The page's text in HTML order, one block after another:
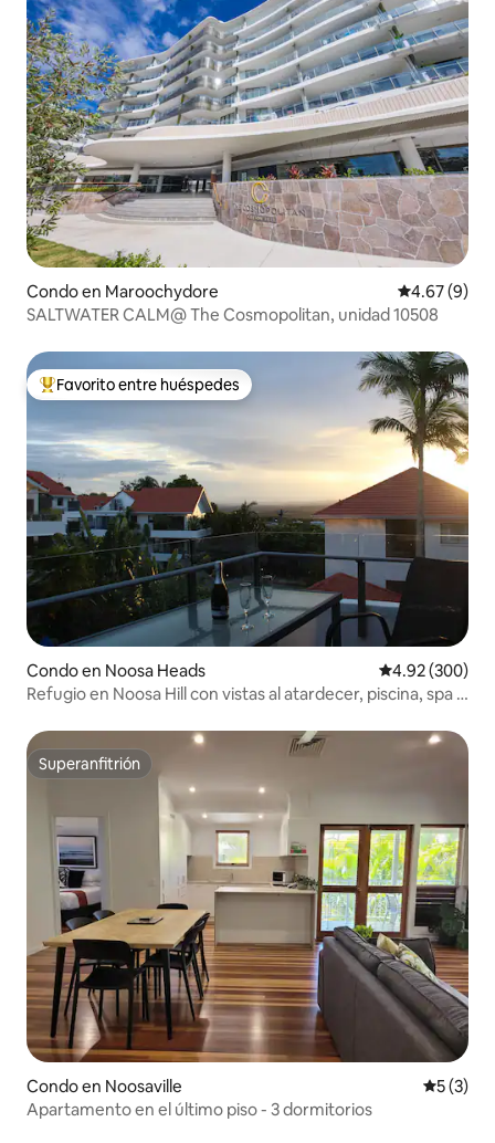
Condo en Maroochydore Calificación
4.67 (9)
SALTWATER CALM@ The Cosmopolitan, unidad 10508
Favorito entre huéspedes preferido
Favorito entre huéspedes
Condo en Noosa Heads Calificación
4.92 (300)
Refugio en Noosa Hill con vistas al atardecer, piscina, spa y
Superanfitrión
Superanfitrión
Condo en Noosaville
5 (3)
Apartamento en el último piso - 3 dormitorios